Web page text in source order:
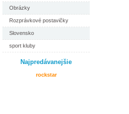
Obrázky
Rozprávkové postavičky
Slovensko
sport kluby
Najpredávanejšie
rockstar